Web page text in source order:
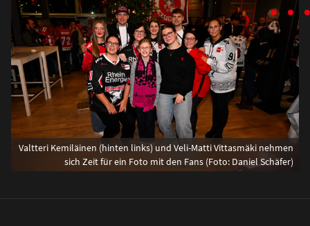
Valtteri Kemiläinen (hinten links) und Veli-Matti Vittasmäki nehmen
sich Zeit für ein Foto mit den Fans (Foto: Daniel Schäfer)